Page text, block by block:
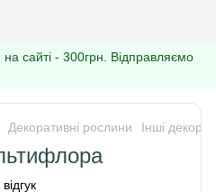
сайті - 300грн. Відправляємо
Декоративні рослини Інші